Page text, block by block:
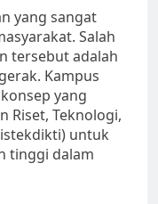
yang sangat
Salah
tersebut adalah
Kampus
yang
Riset, Teknologi,
untuk
tinggi dalam